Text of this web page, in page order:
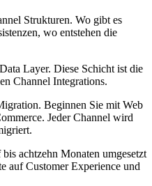
Strukturen. Wo gibt es
wo entstehen die
Layer. Diese Schicht ist die
Channel Integrations.
Beginnen Sie mit Web
Jeder Channel wird
achtzehn Monaten umgesetzt
auf Customer Experience und